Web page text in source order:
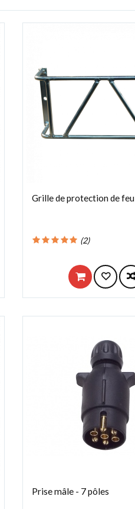
Grille de protection de feu
(2)
Prise mâle - 7 pôles